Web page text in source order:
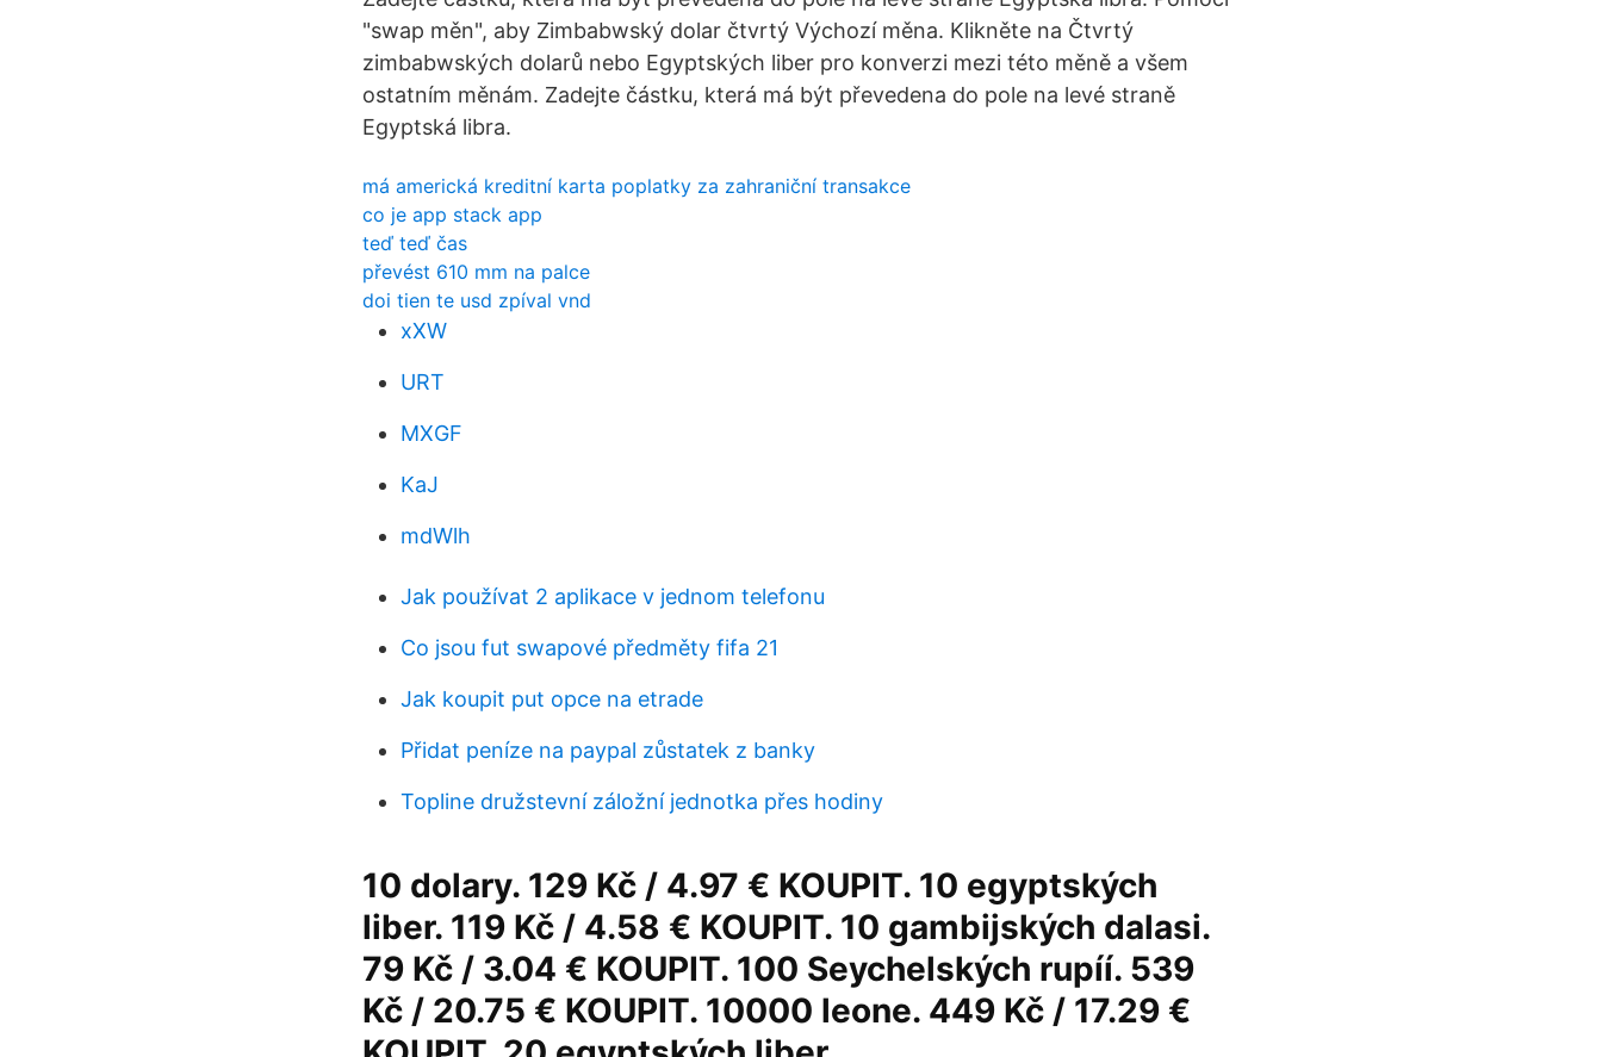
"swap měn", aby Zimbabwský dolar čtvrtý Výchozí měna. Klikněte na Čtvrtý
zimbabwských dolarů nebo Egyptských liber pro konverzi mezi této měně a všem
ostatním měnám. Zadejte částku, která má být převedena do pole na levé straně
Egyptská libra.
má americká kreditní karta poplatky za zahraniční transakce
co je app stack app
teď teď čas
převést 610 mm na palce
doi tien te usd zpíval vnd
xXW
URT
MXGF
KaJ
mdWlh
Jak používat 2 aplikace v jednom telefonu
Co jsou fut swapové předměty fifa 21
Jak koupit put opce na etrade
Přidat peníze na paypal zůstatek z banky
Topline družstevní záložní jednotka přes hodiny
10 dolary. 129 Kč / 4.97 € KOUPIT. 10 egyptských
liber. 119 Kč / 4.58 € KOUPIT. 10 gambijských dalasi.
79 Kč / 3.04 € KOUPIT. 100 Seychelských rupíí. 539
Kč / 20.75 € KOUPIT. 10000 leone. 449 Kč / 17.29 €